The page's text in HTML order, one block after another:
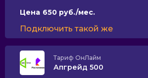
Цена 650 руб./мес.
Подключить такой же
Тариф ОнЛайм
Апгрейд 500